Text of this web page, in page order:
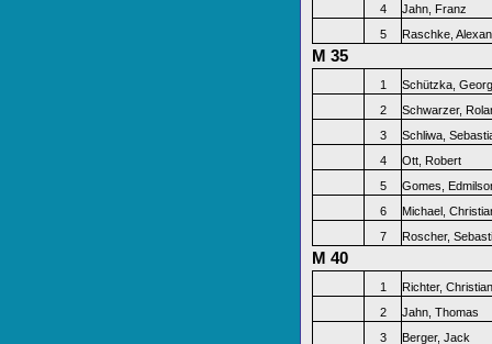
4
Jahn, Franz
5
Raschke,
M 35
1
Schützka, Georg
2
Schwarzer,
3
Schliwa,
4
Ott, Robert
5
Gomes,
6
Michael,
7
Roscher,
M 40
1
Richter, Christian
2
Jahn, Thomas
3
Berger, Jack